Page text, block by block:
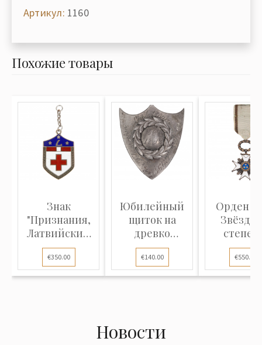
Артикул: 1160
Похожие товары
Знак
"Признания,
Латвийский
Красный
крест, 3-...
€350.00
Юбилейный
щиток на
древко
знамени
"Подарок Во...
€140.00
Орден
Звёзд
€550.00
Новости